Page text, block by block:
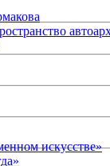
искусстве»